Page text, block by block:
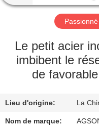
AU
DE
NOUS
D'USINE
Le petit acier
imbibent le
de
Lieu d'origine: La
Nom de marque: